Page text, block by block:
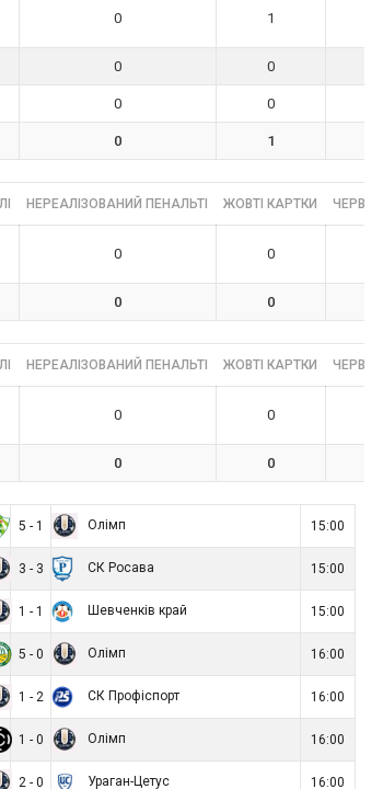
0 1
0 0
0 0
0 1
НЕРЕАЛІЗОВАНИЙ ПЕНАЛЬТІ ЖОВТІ КАРТКИ
0 0
0 0
НЕРЕАЛІЗОВАНИЙ ПЕНАЛЬТІ ЖОВТІ КАРТКИ
0 0
0 0
5 - 1 Олімп 15:00
3 - 3 СК Росава 15:00
1 - 1 Шевченків край 15:00
5 - 0 Олімп 16:00
1 - 2 СК Профіспорт 16:00
1 - 0 Олімп 16:00
2 - 0 Ураган-Цетус 16:00